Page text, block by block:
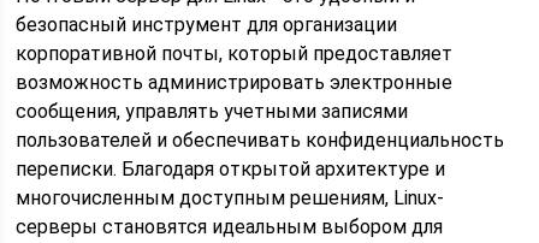
безопасный инструмент для организации
корпоративной почты, который предоставляет
возможность администрировать электронные
сообщения, управлять учетными записями
пользователей и обеспечивать конфиденциальность
переписки. Благодаря открытой архитектуре и
многочисленным доступным решениям, Linux-
серверы становятся идеальным выбором для